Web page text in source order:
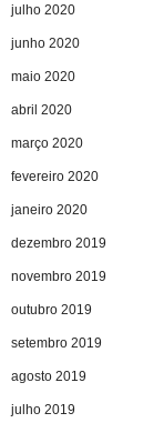
julho 2020
junho 2020
maio 2020
abril 2020
março 2020
fevereiro 2020
janeiro 2020
dezembro 2019
novembro 2019
outubro 2019
setembro 2019
agosto 2019
julho 2019